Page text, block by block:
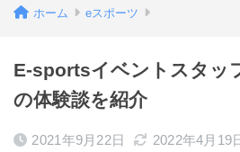
ホーム eスポーツ
E-sportsイベントスタッ
の体験談を紹介
2021年9月22日 2022年4月19